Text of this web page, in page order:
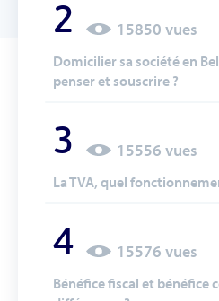
2 15850 vues
Domicilier sa société en
penser et souscrire ?
3 15556 vues
La TVA, quel
4 15576 vues
Bénéfice fiscal et bénéfice